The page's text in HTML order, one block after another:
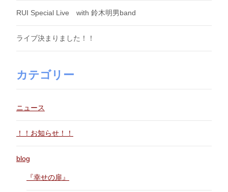
RUI Special Live with 鈴木明男band
ライブ決まりました！！
カテゴリー
ニュース
！！お知らせ！！
blog
『幸せの扉』